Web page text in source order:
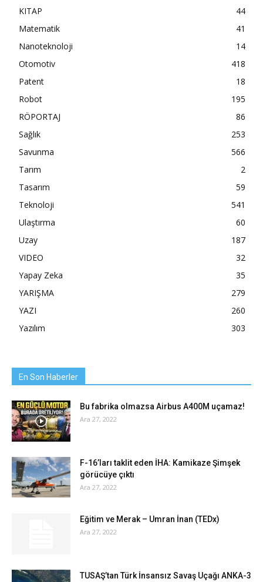
KITAP
44
Matematik
41
Nanoteknoloji
14
Otomotiv
418
Patent
18
Robot
195
RÖPORTAJ
86
Sağlık
253
Savunma
566
Tarım
2
Tasarım
59
Teknoloji
541
Ulaştırma
60
Uzay
187
VIDEO
32
Yapay Zeka
35
YARIŞMA
279
YAZI
260
Yazılım
303
En Son Haberler
Bu fabrika olmazsa Airbus A400M uçamaz!
Ara 27, 2022
F-16’ları taklit eden İHA: Kamikaze Şimşek
görücüye çıktı
Ara 27, 2022
Eğitim ve Merak – Umran İnan (TEDx)
Ara 27, 2022
TUSAŞ’tan Türk İnsansız Savaş Uçağı ANKA-3